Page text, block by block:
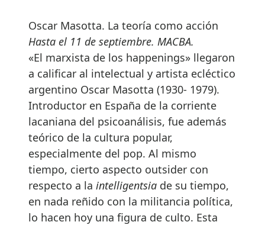
Oscar Masotta. La teoría como acción
Hasta el 11 de septiembre. MACBA.
«El marxista de los happenings» llegaron
a calificar al intelectual y artista ecléctico
argentino Oscar Masotta (1930- 1979).
Introductor en España de la corriente
lacaniana del psicoanálisis, fue además
teórico de la cultura popular,
especialmente del pop. Al mismo
tiempo, cierto aspecto outsider con
respecto a la intelligentsia de su tiempo,
en nada reñido con la militancia política,
lo hacen hoy una figura de culto. Esta